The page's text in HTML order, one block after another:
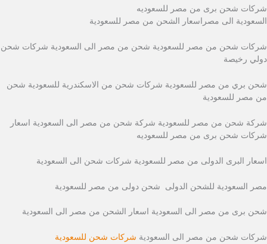
شركات شحن برى من مصر للسعوديه
السعودية الى مصراسعار الشحن من مصر للسعودية
شركات شحن من مصر للسعودية شحن من مصر الى السعودية شركات شحن
دولي رخيصة
شحن بري من مصر للسعودية شركات شحن من الاسكندرية للسعودية شحن
من مصر للسعودية
شركة شحن من مصر للسعودية شركة شحن من مصر الى السعودية اسعار
شركات شحن برى من مصر للسعوديه
اسعار البرى الدولى من مصر للسعودية شركات شحن الى السعودية
مصر السعودية للشحن الدولى شحن دولى من مصر للسعودية
شحن برى من مصر الى السعودية اسعار الشحن من مصر الى السعودية
شركات شحن من مصر الى السعودية شركات شحن للسعودية